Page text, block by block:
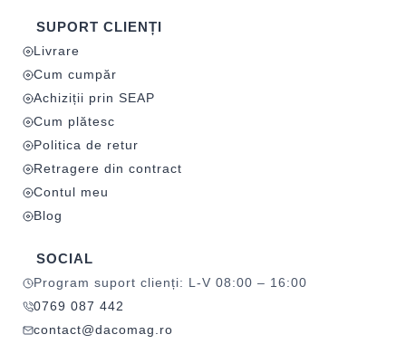
SUPORT CLIENȚI
Livrare
Cum cumpăr
Achiziții prin SEAP
Cum plătesc
Politica de retur
Retragere din contract
Contul meu
Blog
SOCIAL
Program suport clienți: L-V 08:00 – 16:00
0769 087 442
contact@dacomag.ro